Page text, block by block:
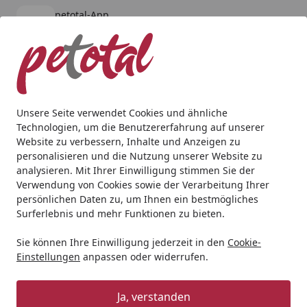
Unsere Seite verwendet Cookies und ähnliche
Technologien, um die Benutzererfahrung auf unserer
Website zu verbessern, Inhalte und Anzeigen zu
personalisieren und die Nutzung unserer Website zu
analysieren. Mit Ihrer Einwilligung stimmen Sie der
Verwendung von Cookies sowie der Verarbeitung Ihrer
persönlichen Daten zu, um Ihnen ein bestmögliches
Surferlebnis und mehr Funktionen zu bieten.
Sie können Ihre Einwilligung jederzeit in den Cookie-
Einstellungen anpassen oder widerrufen.
Ja, verstanden
petotal-App
kostenlos - Im App Store
Alle Produkte
Mein Konto
Suchen
Startseite
Hund Snacks Bubeck Lamm & Reis-Taler Hundesnack
Bubeck Lamm & Reis-Taler
Hundesnack
(2 Bewertungen)